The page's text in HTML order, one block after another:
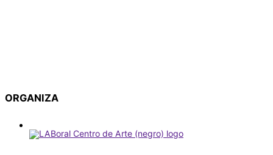
ORGANIZA